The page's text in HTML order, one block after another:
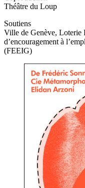
Théâtre du Loup
Soutiens
Ville de Genève, Loterie
d’encouragement à
(FEEIG)